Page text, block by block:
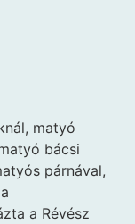
matyó
bácsi
párnával,
a Révész